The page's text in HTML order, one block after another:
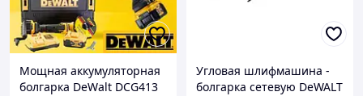
Мощная аккумуляторная
болгарка DeWalt DCG413
Угловая шлифмашина -
болгарка сетевую DeWALT